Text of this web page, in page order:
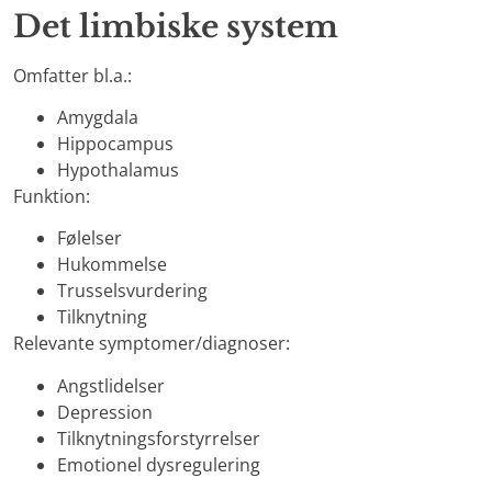
Det limbiske system
Omfatter bl.a.:
Amygdala
Hippocampus
Hypothalamus
Funktion:
Følelser
Hukommelse
Trusselsvurdering
Tilknytning
Relevante symptomer/diagnoser:
Angstlidelser
Depression
Tilknytningsforstyrrelser
Emotionel dysregulering